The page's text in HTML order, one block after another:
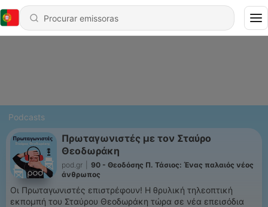
Podcasts
Πρωταγωνιστές με τον Σταύρο
Θεοδωράκη
pod.gr
90 - Θεοδόσης Π. Τάσιος: Ένας παλαιός νέος
άνθρωπος
Οι Πρωταγωνιστές επιστρέφουν! Η θρυλική τηλεοπτική
εκπομπή του Σταύρου Θεοδωράκη τώρα σε νέα επεισόδια